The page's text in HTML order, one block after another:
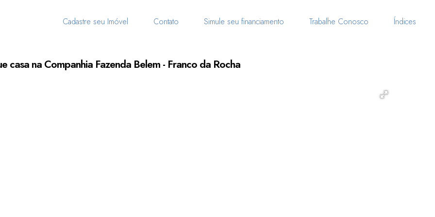
Cadastre seu Imóvel Contato Simule seu financiamento Trabalhe Conosco Índices
casa na Companhia Fazenda Belem - Franco da Rocha